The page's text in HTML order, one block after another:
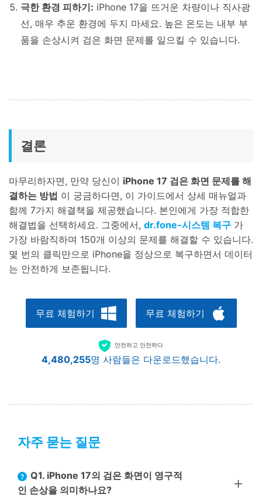
극한 환경 피하기: iPhone 17을 뜨거운 차량이나 직사광
선, 매우 추운 환경에 두지 마세요. 높은 온도는 내부 부
품을 손상시켜 검은 화면 문제를 일으킬 수 있습니다.
결론
마무리하자면, 만약 당신이 iPhone 17 검은 화면 문제를 해
결하는 방법 이 궁금하다면, 이 가이드에서 상세 매뉴얼과
함께 7가지 해결책을 제공했습니다. 본인에게 가장 적합한
해결법을 선택하세요. 그중에서, dr.fone-시스템 복구 가
가장 바람직하며 150개 이상의 문제를 해결할 수 있습니다.
몇 번의 클릭만으로 iPhone을 정상으로 복구하면서 데이터
는 안전하게 보존됩니다.
무료 체험하기 무료 체험하기
안전하고 안전하다
4,480,256명 사람들은 다운로드했습니다.
자주 묻는 질문
Q1. iPhone 17의 검은 화면이 영구적
인 손상을 의미하나요?